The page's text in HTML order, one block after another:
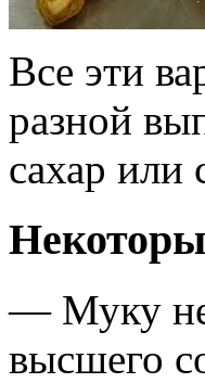
Все эти
разной
сахар или
— Муку
высшего